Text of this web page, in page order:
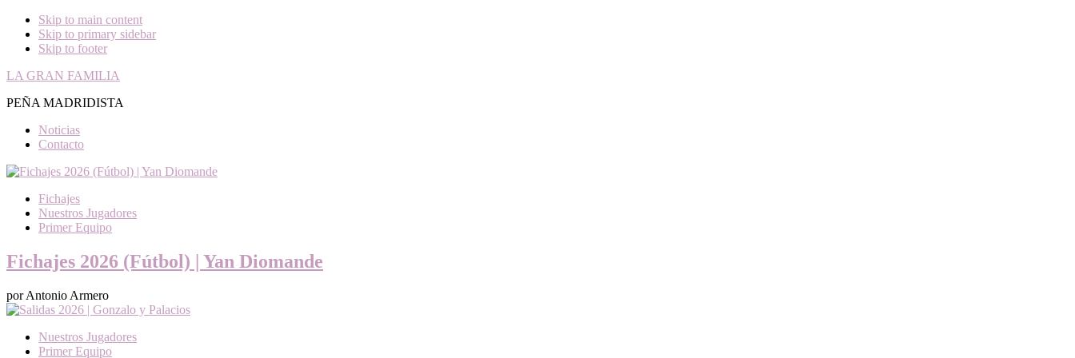
Skip to main content
Skip to primary sidebar
Skip to footer
LA GRAN FAMILIA
PEÑA MADRIDISTA
Noticias
Contacto
Fichajes
Nuestros Jugadores
Primer Equipo
Fichajes 2026 (Fútbol) | Yan Diomande
por Antonio Armero
Nuestros Jugadores
Primer Equipo